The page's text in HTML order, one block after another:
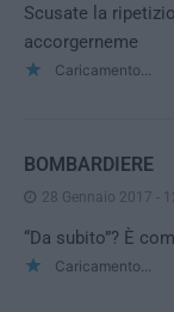
Scusate la
accorgerneme
Caricamento...
BOMBARDIERE
28 Gennaio 2017 -
“Da subito”? È
Caricamento...